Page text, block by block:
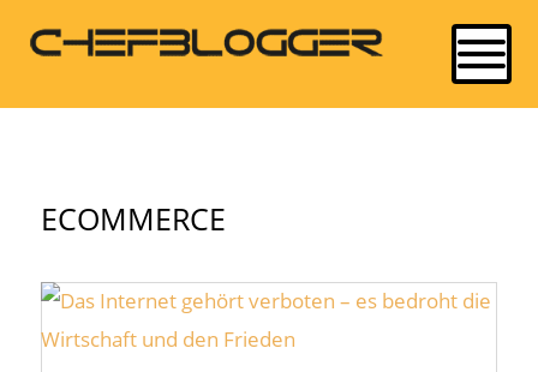
ECOMMERCE